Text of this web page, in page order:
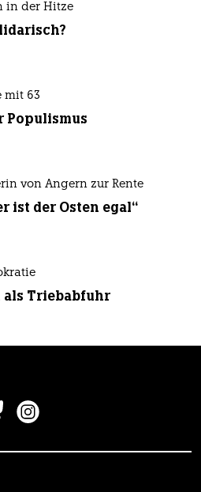
in der Hitze
mit 63
Populismus
von Angern zur Rente
ist der Osten egal“
als Triebabfuhr